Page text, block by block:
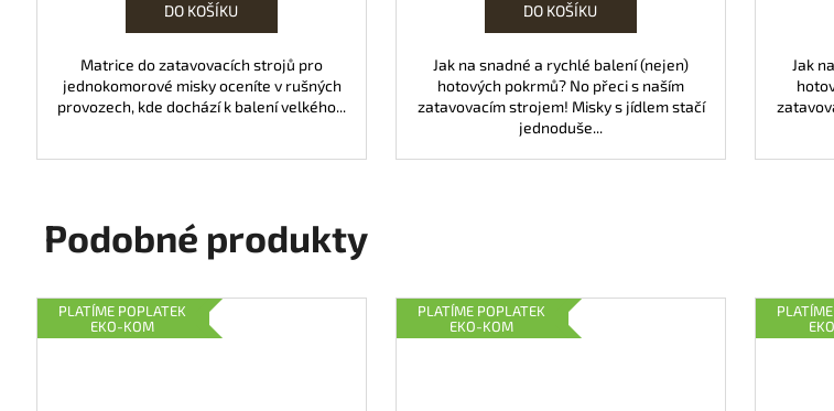
DO KOŠÍKU
Matrice do zatavovacích strojů pro
jednokomorové misky oceníte v rušných
provozech, kde dochází k balení velkého...
DO KOŠÍKU
Jak na snadné a rychlé balení (nejen)
hotových pokrmů? No přeci s naším
zatavovacím strojem! Misky s jídlem stačí
jednoduše...
Jak
Podobné produkty
PLATÍME POPLATEK
EKO-KOM
PLATÍME POPLATEK
EKO-KOM